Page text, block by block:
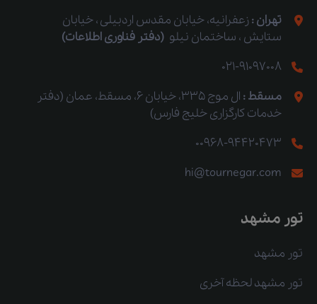
تهران :زعفرانیه، خیابان مقدس اردبیلی ، خیابان
ستایش ، ساختمان نیلو (دفتر فناوری اطلاعات)
021-91097008
مسقط :
ال موج 335، خیابان 6، مسقط، عمان (دفتر
خدمات کارگزاری خلیج فارس)
00968-94420473
hi@tournegar.com
تور مشهد
تور مشهد
تور مشهد لحظه آخری